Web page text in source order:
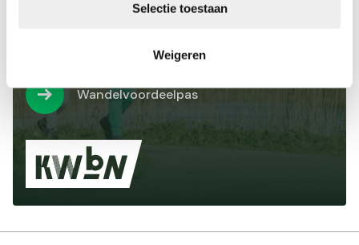
Selectie toestaan
Weigeren
Bekijk alle voordelen van de
Wandelvoordeelpas
Wandelvoordeelpas